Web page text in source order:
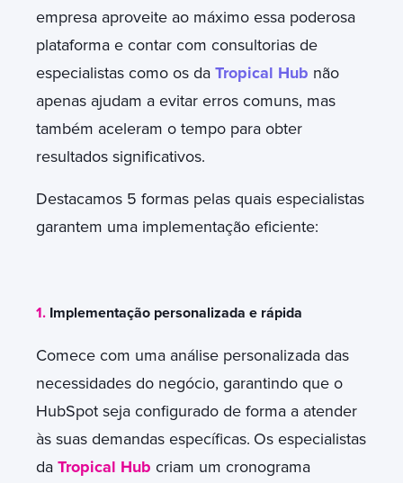
empresa aproveite ao máximo essa poderosa
plataforma e contar com consultorias de
especialistas como os da Tropical Hub não
apenas ajudam a evitar erros comuns, mas
também aceleram o tempo para obter
resultados significativos.
Destacamos 5 formas pelas quais especialistas
garantem uma implementação eficiente:
1. Implementação personalizada e rápida
Comece com uma análise personalizada das
necessidades do negócio, garantindo que o
HubSpot seja configurado de forma a atender
às suas demandas específicas. Os especialistas
da Tropical Hub criam um cronograma